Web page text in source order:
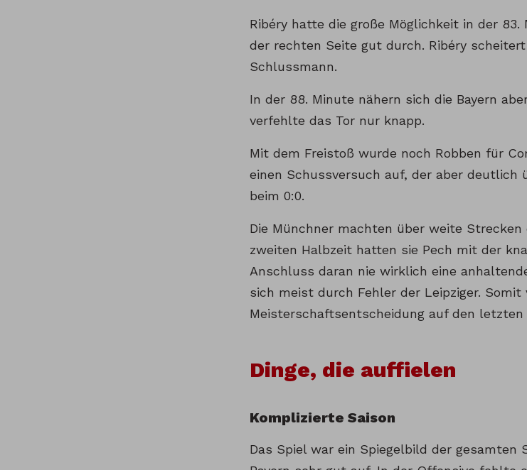
Ribéry hatte die große Möglichkeit in der
der rechten Seite gut durch. Ribéry
Schlussmann.
In der 88. Minute nähern sich die Bayern
verfehlte das Tor nur knapp.
Mit dem Freistoß wurde noch Robben für
einen Schussversuch auf, der aber deutlich
beim 0:0.
Die Münchner machten über weite Strecken
zweiten Halbzeit hatten sie Pech mit der
Anschluss daran nie wirklich eine
sich meist durch Fehler der Leipziger. Somit
Meisterschaftsentscheidung auf den letzten
Dinge, die auffielen
Komplizierte Saison
Das Spiel war ein Spiegelbild der gesamten